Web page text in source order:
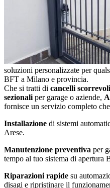
soluzioni personalizzate per
BFT a Milano e provincia.
Che si tratti di cancelli scorrevoli
sezionali per garage o aziende,
fornisce un servizio completo
Installazione di sistemi
Arese.
Manutenzione preventiva per
tempo al tuo sistema di apertura
Riparazioni rapide su
disagi e ripristinare il